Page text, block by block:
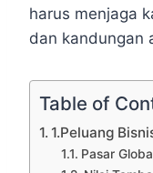
harus menjaga
dan kandungan
Table of
1.Peluang
Pasar